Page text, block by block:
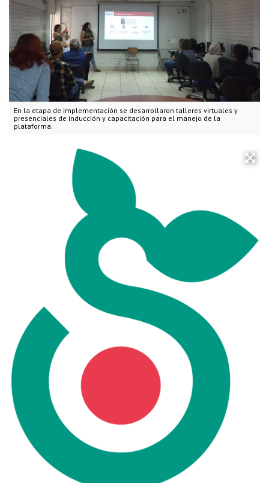
En la etapa de implementación se desarrollaron talleres virtuales y
presenciales de inducción y capacitación para el manejo de la
plataforma.